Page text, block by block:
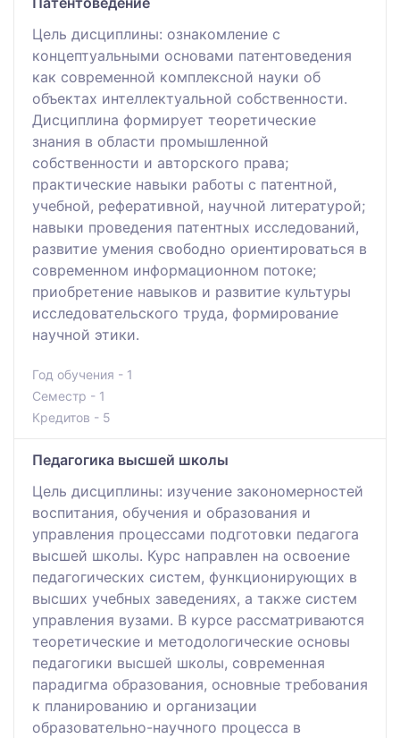
Цель дисциплины: ознакомление с
концептуальными основами патентоведения
как современной комплексной науки об
объектах интеллектуальной собственности.
Дисциплина формирует теоретические
знания в области промышленной
собственности и авторского права;
практические навыки работы с патентной,
учебной, реферативной, научной литературой;
навыки проведения патентных исследований,
развитие умения свободно ориентироваться в
современном информационном потоке;
приобретение навыков и развитие культуры
исследовательского труда, формирование
научной этики.
Год обучения - 1
Семестр - 1
Кредитов - 5
Педагогика высшей школы
Цель дисциплины: изучение закономерностей
воспитания, обучения и образования и
управления процессами подготовки педагога
высшей школы. Курс направлен на освоение
педагогических систем, функционирующих в
высших учебных заведениях, а также систем
управления вузами. В курсе рассматриваются
теоретические и методологические основы
педагогики высшей школы, современная
парадигма образования, основные требования
к планированию и организации
образовательно-научного процесса в